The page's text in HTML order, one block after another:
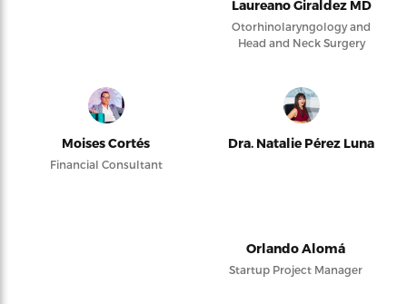
Laureano Giraldez MD
Otorhinolaryngology and
Head and Neck Surgery
Moises Cortés
Financial Consultant
Dra. Natalie Pérez Luna
Orlando Alomá
Startup Project Manager